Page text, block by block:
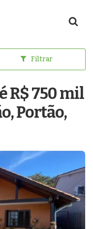
inicial
Filtrar
R$ 750 mil
Portão,